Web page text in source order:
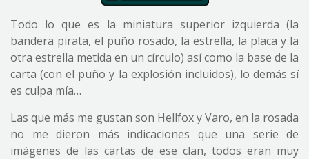
Todo lo que es la miniatura superior izquierda (la
bandera pirata, el puño rosado, la estrella, la placa y la
otra estrella metida en un círculo) así como la base de la
carta (con el puño y la explosión incluidos), lo demás sí
es culpa mía…
Las que más me gustan son Hellfox y Varo, en la rosada
no me dieron más indicaciones que una serie de
imágenes de las cartas de ese clan, todos eran muy